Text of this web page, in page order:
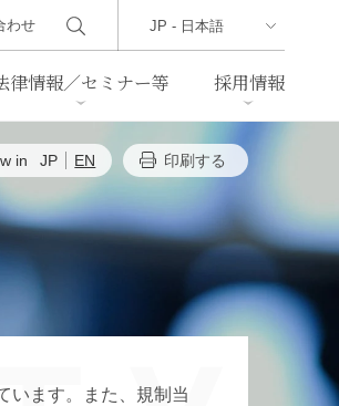
事業再生・倒産
律情報／セミナー等 採用情報
わせ
in JP EN 印刷する
います。また、規制当